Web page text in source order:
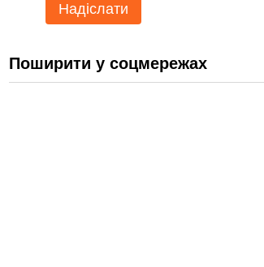
Надіслати
Поширити у соцмережах